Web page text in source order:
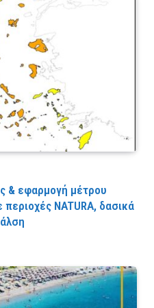
& εφαρμογή μέτρου
NATURA, δασικά